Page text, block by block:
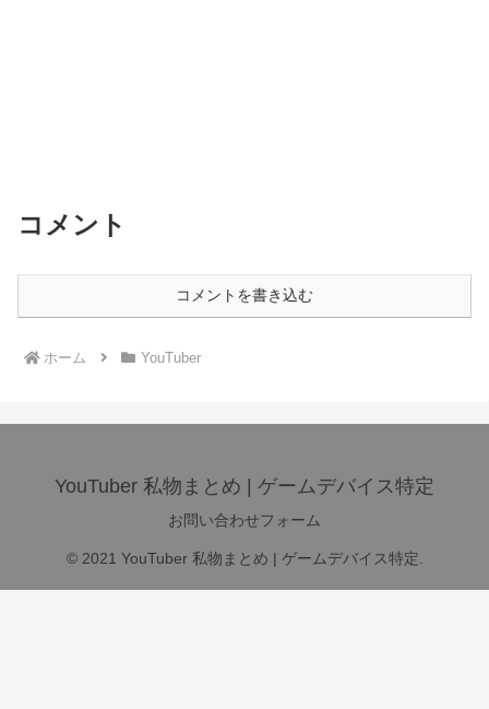
コメント
コメントを書き込む
ホーム YouTuber
YouTuber 私物まとめ | ゲームデバイス特定
お問い合わせフォーム
© 2021 YouTuber 私物まとめ | ゲームデバイス特定.